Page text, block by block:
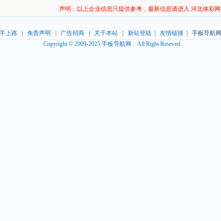
声明：以上企业信息只提供参考，最新信息请进入 河北体彩网
上路| 免责声明 广告招商| 关于本站| 新站登陆| 友情链接| 手板导航
Copyright © 2009-2025 手板导航网 . All Right Reseved.